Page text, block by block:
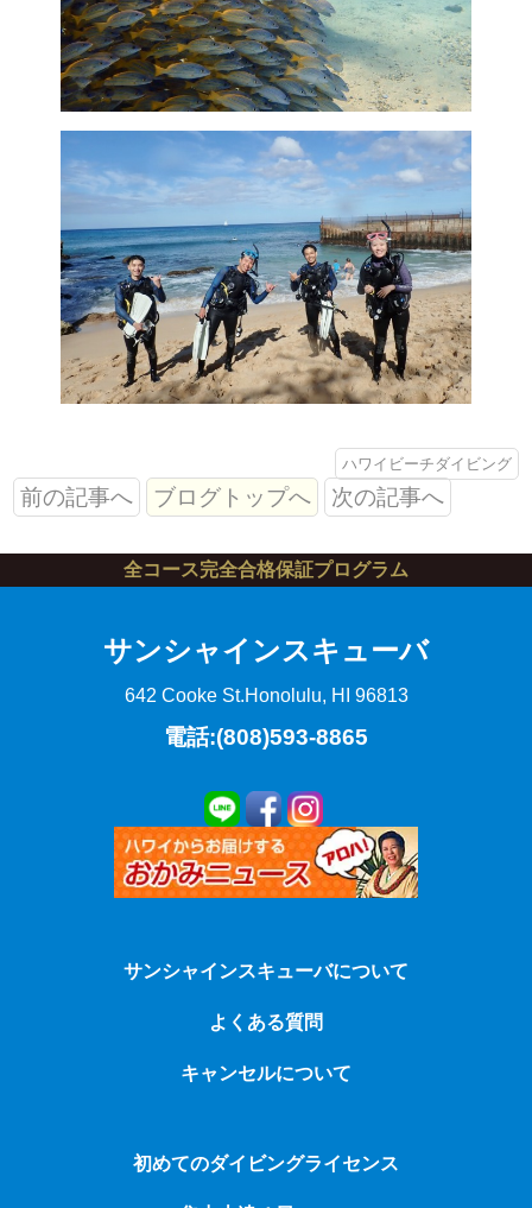
ハワイビーチダイビング
前の記事へ ブログトップへ 次の記事へ
全コース完全合格保証プログラム
サンシャインスキューバ
642 Cooke St.Honolulu, HI 96813
電話:(808)593-8865
サンシャインスキューバについて
よくある質問
キャンセルについて
初めてのダイビングライセンス